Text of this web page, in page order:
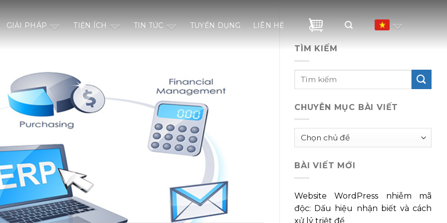
GIẢI PHÁP TIỆN ÍCH TIN TỨC TUYỂN DỤNG LIÊN HỆ
TÌM KIẾM
CHUYÊN MỤC BÀI VIẾT
Chuyên
viết
BÀI VIẾT MỚI
Website WordPress nhiễm mã
độc: Dấu hiệu nhận biết và cách
xử lý triệt để